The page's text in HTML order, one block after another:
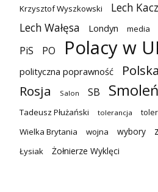
Krzysztof Wyszkowski
Lech
Lech Wałęsa
Londyn media
PiS
PO Polacy w
polityczna poprawność Polska
Rosja Salon SB
Tadeusz Płużański tolerancja
Wielka Brytania wojna wybory
Łysiak Żołnierze Wyklęci